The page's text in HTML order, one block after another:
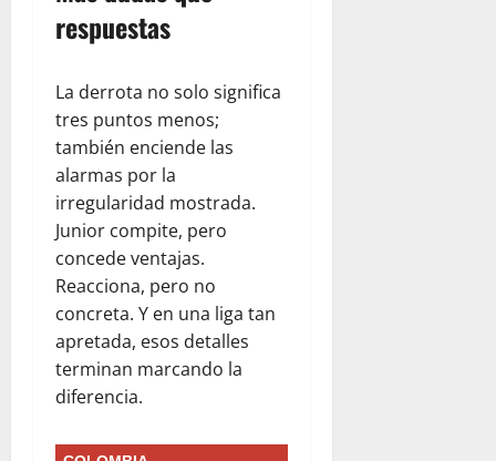
respuestas
La derrota no solo significa
tres puntos menos;
también enciende las
alarmas por la
irregularidad mostrada.
Junior compite, pero
concede ventajas.
Reacciona, pero no
concreta. Y en una liga tan
apretada, esos detalles
terminan marcando la
diferencia.